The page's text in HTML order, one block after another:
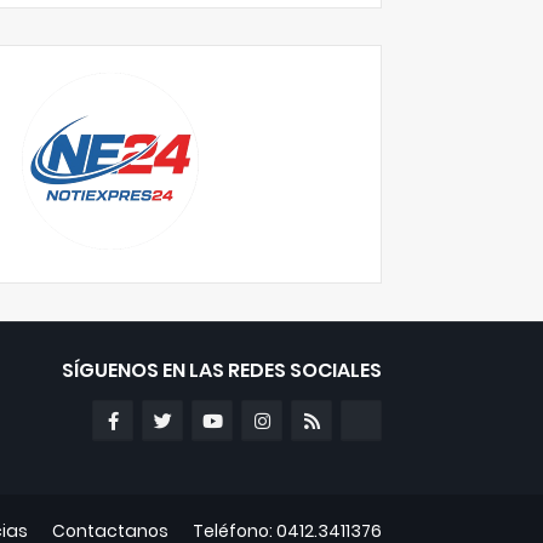
SÍGUENOS EN LAS REDES SOCIALES
Contactanos Teléfono: 0412.3411376